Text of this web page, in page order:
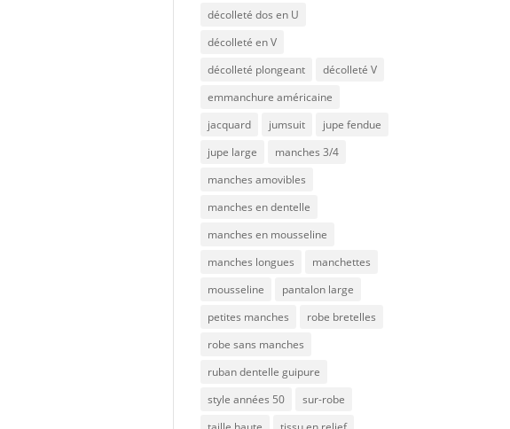
décolleté dos en U
décolleté en V
décolleté plongeant
décolleté V
emmanchure américaine
jacquard
jumsuit
jupe fendue
jupe large
manches 3/4
manches amovibles
manches en dentelle
manches en mousseline
manches longues
manchettes
mousseline
pantalon large
petites manches
robe bretelles
robe sans manches
ruban dentelle guipure
style années 50
sur-robe